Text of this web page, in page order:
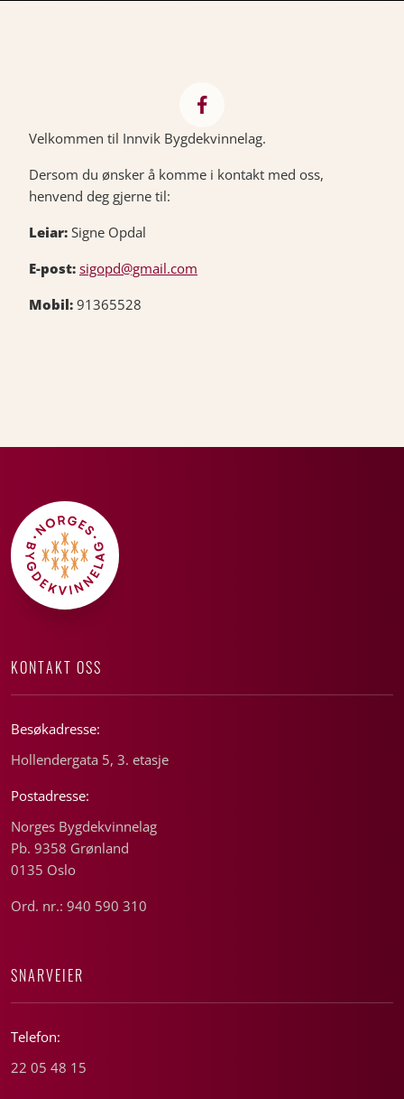
Velkommen til Innvik Bygdekvinnelag.
Dersom du ønsker å komme i kontakt med oss,
henvend deg gjerne til:
Leiar: Signe Opdal
E-post: sigopd@gmail.com
Mobil: 91365528
KONTAKT OSS
Besøkadresse:
Hollendergata 5, 3. etasje
Postadresse:
Norges Bygdekvinnelag
Pb. 9358 Grønland
0135 Oslo
Ord. nr.: 940 590 310
SNARVEIER
Telefon:
22 05 48 15